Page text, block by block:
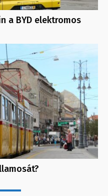
a BYD elektromos